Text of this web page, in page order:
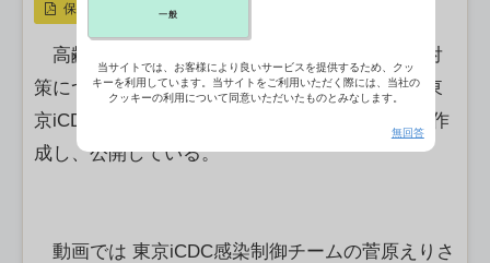
保存
高齢者・障害者施設での平時の実践的な感染対
策につなげようと、東京感染症対策センター（東
京iCDC）は施設の自主点検の参考となる動画を作
成し、公開している。
動画では 東京iCDC感染制御チームの菅原えりさ
一般
当サイトでは、お客様により良いサービスを提供するため、クッ
キーを利用しています。当サイトをご利用いただく際には、当社の
クッキーの利用について同意いただいたものとみなします。
無回答